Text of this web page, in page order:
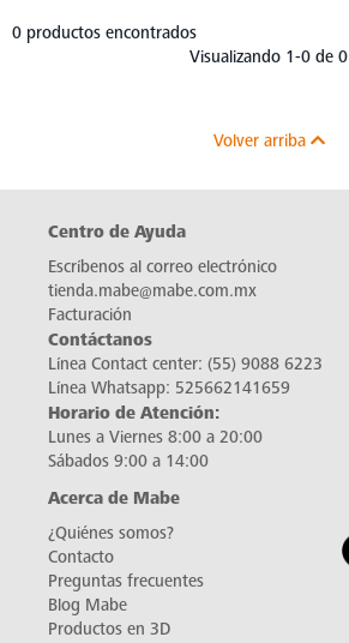
0 productos encontrados
Visualizando 1-0 de 0
Volver arriba
Centro de Ayuda
Escríbenos al correo electrónico
tienda.mabe@mabe.com.mx
Facturación
Contáctanos
Línea Contact center: (55) 9088 6223
Línea Whatsapp: 525662141659
Horario de Atención:
Lunes a Viernes 8:00 a 20:00
Sábados 9:00 a 14:00
Acerca de Mabe
¿Quiénes somos?
Contacto
Preguntas frecuentes
Blog Mabe
Productos en 3D